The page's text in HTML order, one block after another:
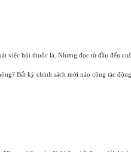
việc hút thuốc lá. Nhưng đọc từ đầu đến
Bất kỳ chính sách mới nào cũng tác